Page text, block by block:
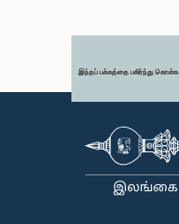
இந்தப் பக்கத்தை பகிர்ந்து கொள்க